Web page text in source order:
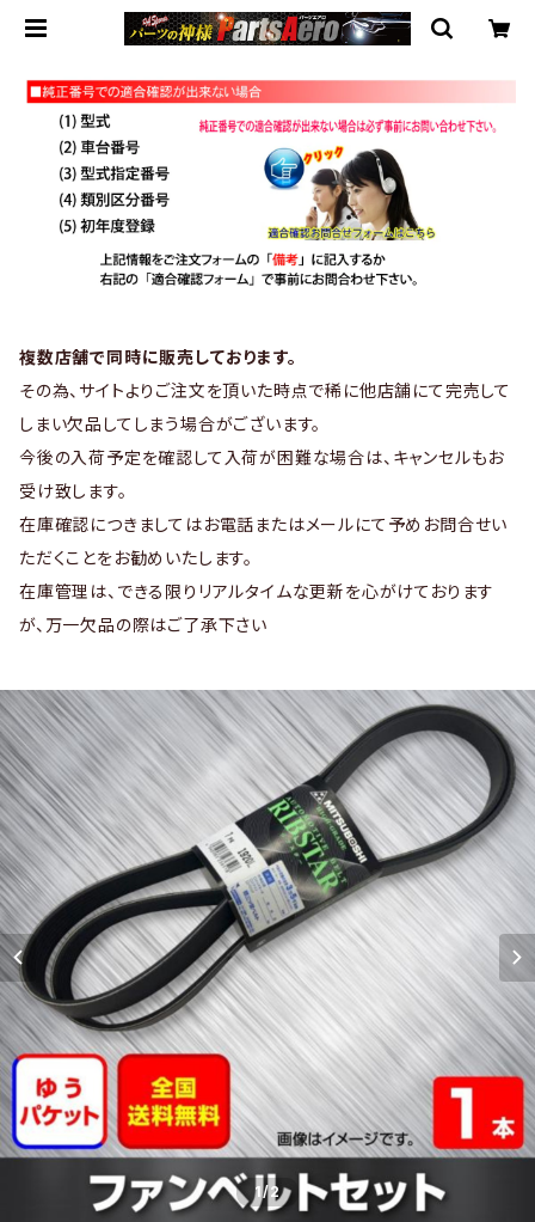
複数店舗で同時に販売しております。
その為、サイトよりご注文を頂いた時点で稀に他店舗にて完売して
しまい欠品してしまう場合がございます。
今後の入荷予定を確認して入荷が困難な場合は、キャンセルもお
受け致します。
在庫確認につきましてはお電話またはメールにて予めお問合せい
ただくことをお勧めいたします。
在庫管理は、できる限りリアルタイムな更新を心がけております
が、万一欠品の際はご了承下さい
1/2